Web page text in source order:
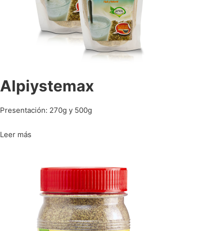
Alpiystemax
Presentación: 270g y 500g
Leer más